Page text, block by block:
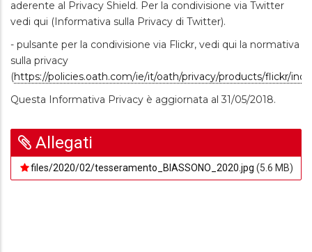
aderente al Privacy Shield. Per la condivisione via Twitter
vedi qui (Informativa sulla Privacy di Twitter).
- pulsante per la condivisione via Flickr, vedi qui la normativa
sulla privacy
(https://policies.oath.com/ie/it/oath/privacy/products/flickr/
Questa Informativa Privacy è aggiornata al 31/05/2018.
Allegati
files/2020/02/tesseramento_BIASSONO_2020.jpg (5.6 MB)